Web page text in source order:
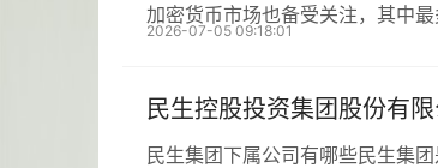
加密货币市场也备受关注，其中
2026-07-05 09:18:01
民生控股投资集团股份有
民生集团下属公司有哪些民生集